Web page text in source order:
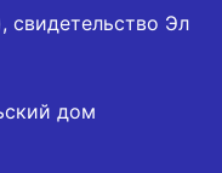
свидетельство Эл
дом